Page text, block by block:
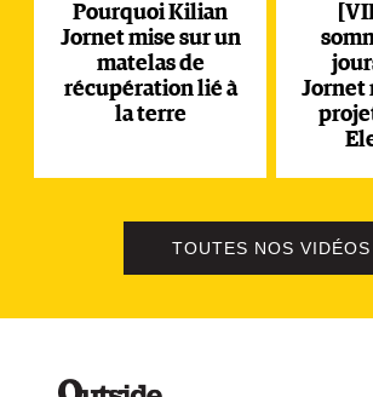
Pourquoi Kilian
Jornet mise sur un
matelas de
récupération lié à
la terre
Jornet
TOUTES NOS VIDÉOS